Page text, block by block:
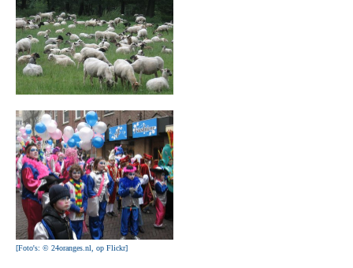
[Foto's: © 24oranges.nl, op Flickr]